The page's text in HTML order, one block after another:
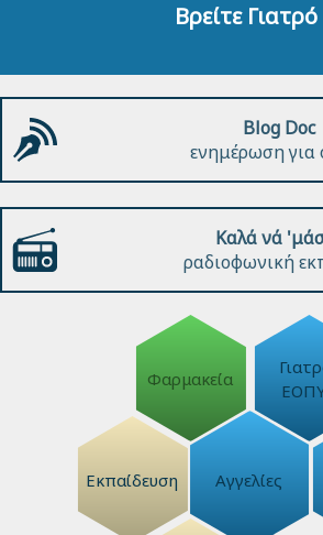
Βρείτε Γιατρό
Blog Doc
ενημέρωση για
Καλά νά
ραδιοφωνική
Φαρμακεία
Εκπαίδευση Αγγελίες